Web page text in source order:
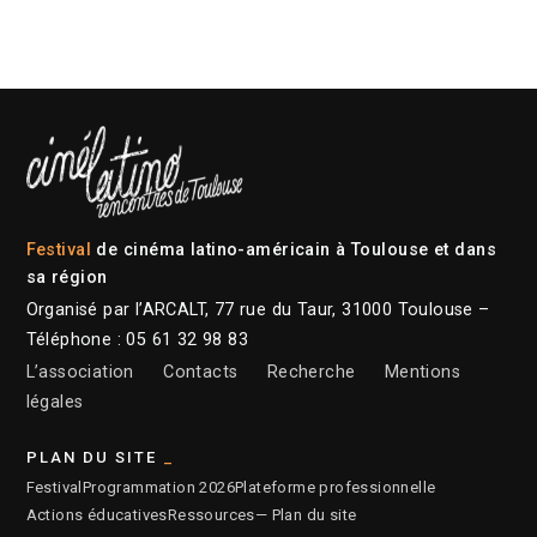
Festival de cinéma latino-américain à Toulouse et dans
sa région
Organisé par l’ARCALT, 77 rue du Taur, 31000 Toulouse –
Téléphone : 05 61 32 98 83
L’association
Contacts Recherche
Mentions
légales
PLAN DU SITE
Festival Programmation 2026Plateforme professionnelle
Actions éducativesRessources— Plan du site